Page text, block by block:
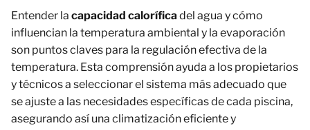
Entender la capacidad caloríficadel agua y cómo
influencian la temperatura ambiental y la evaporación
son puntos claves para la regulación efectiva de la
temperatura. Esta comprensión ayuda a los propietarios
y técnicos a seleccionar el sistema más adecuado que
se ajuste a las necesidades específicas de cada piscina,
asegurando así una climatización eficiente y